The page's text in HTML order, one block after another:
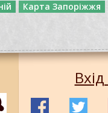
Карта Запоріжжя